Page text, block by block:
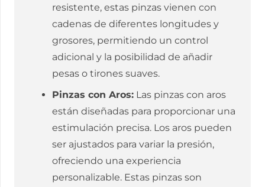
resistente, estas pinzas vienen con
cadenas de diferentes longitudes y
grosores, permitiendo un control
adicional y la posibilidad de añadir
pesas o tirones suaves.
Pinzas con Aros: Las pinzas con aros
están diseñadas para proporcionar una
estimulación precisa. Los aros pueden
ser ajustados para variar la presión,
ofreciendo una experiencia
personalizable. Estas pinzas son